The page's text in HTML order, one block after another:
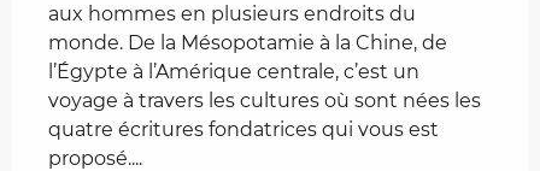
aux hommes en plusieurs endroits du
monde. De la Mésopotamie à la Chine, de
l’Égypte à l’Amérique centrale, c’est un
voyage à travers les cultures où sont nées les
quatre écritures fondatrices qui vous est
proposé....